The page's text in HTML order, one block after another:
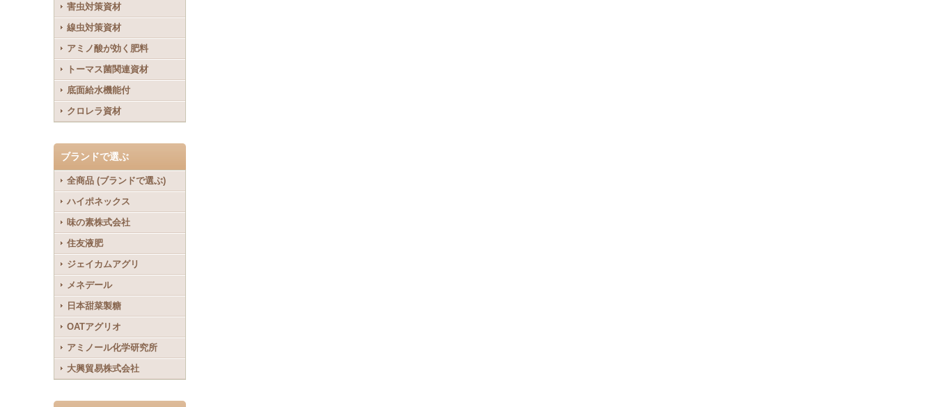
害虫対策資材
線虫対策資材
アミノ酸が効く肥料
トーマス菌関連資材
底面給水機能付
クロレラ資材
ブランドで選ぶ
全商品 (ブランドで選ぶ)
ハイポネックス
味の素株式会社
住友液肥
ジェイカムアグリ
メネデール
日本甜菜製糖
OATアグリオ
アミノール化学研究所
大興貿易株式会社